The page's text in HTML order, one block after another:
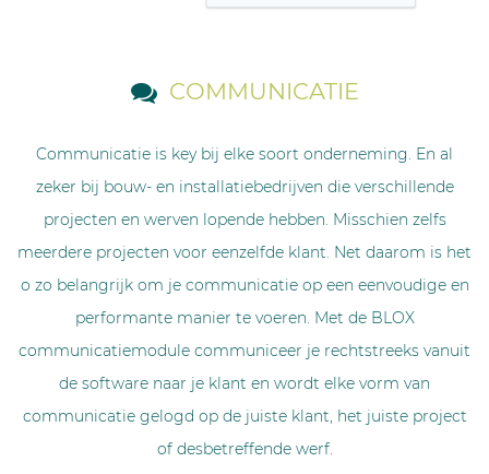
COMMUNICATIE
Communicatie is key bij elke soort onderneming. En al
zeker bij bouw- en installatiebedrijven die verschillende
projecten en werven lopende hebben. Misschien zelfs
meerdere projecten voor eenzelfde klant. Net daarom is het
o zo belangrijk om je communicatie op een eenvoudige en
performante manier te voeren. Met de BLOX
communicatiemodule communiceer je rechtstreeks vanuit
de software naar je klant en wordt elke vorm van
communicatie gelogd op de juiste klant, het juiste project
of desbetreffende werf.